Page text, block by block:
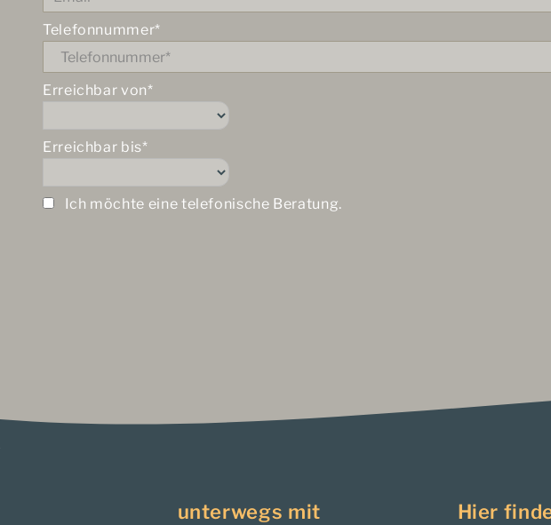
Telefonnummer*
Erreichbar von*
Erreichbar bis*
Ich möchte eine telefonische Beratung.
unterwegs mit
Hier